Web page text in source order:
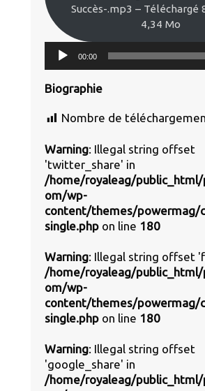
Succès-.mp3 – Téléchargé
4,34 Mo
Lecteur
audio
00:00
Biographie
Nombre de
Warning: Illegal string offset
'twitter_share' in
/home/royaleag/public_html/
om/wp-
content/themes/powermag/
single.php on line 180
Warning: Illegal string offset
/home/royaleag/public_html/
om/wp-
content/themes/powermag/
single.php on line 180
Warning: Illegal string offset
'google_share' in
/home/royaleag/public_html/